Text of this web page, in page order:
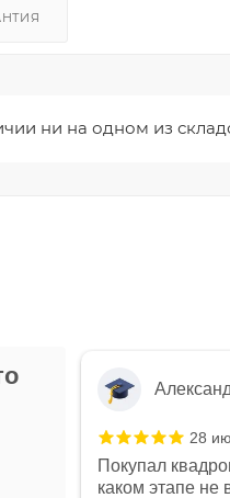
ни на одном из
28
Покупал
каком этапе не